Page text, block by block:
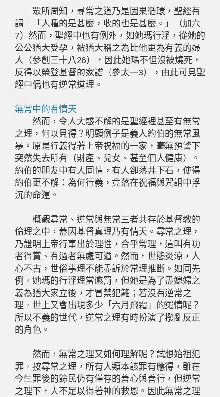
眾所周知，尋常之道乃是因果循環，聖經有
謂：「人種的是甚麼，收的也是甚麼。」（加六
7）然而，聖經中也有例外，如她瑪行淫，從她的
公公猶大受孕，被猶大稱之為比他更為有義的婦
人（參創三十八26），因此她瑪不但沒被燒死，
反得以榮登基督的家譜（參太一3），由此可見聖
經中偶也有逆常道理。
無常中的有情天
然而，令人大惑不解的是聖經裡甚至有無常
之理，何以見得？明顯例子是義人約伯的無常風
暴。原是行義得著上帝祝福的一家，毫無預警下
突然失去所有（財產、兒女、甚至個人健康）。
約伯的朋友中有人同情，有人卻落井下石，使得
約伯更不解：為何行義，竟落在祝福與咒詛中浮
沉的命運。
概觀尋常、逆常與無常三者共存於基督教的
倫理之中，蓋因基督真理乃有情天。尋常之理，
乃證明上帝行事出於理性，合乎常理，這叫有功
者得賞、有過者無處可遁。然而，世態炎涼，人
心不古，世俗事理不能盡訴於常理推斷。如同先
例，她瑪的行淫理當懲罰，但她是為了盡媳婦之
義為猶大家立後，才冒禁犯籬；若沒有逆常之
理，世上又會出現多少「六月飛霜」的冤情呢？
所以不義的世代，逆常之理有時扮演了撥亂反正
的角色。
然而，無常之理又如何理解呢？試想始祖犯
罪，按尋常之理，所有人類本該罪有應得，雖在
今生罪後的餘民仍有僅存的善心與善行，但逆常
之理下，人不足以得著神的救恩。因此無常之理